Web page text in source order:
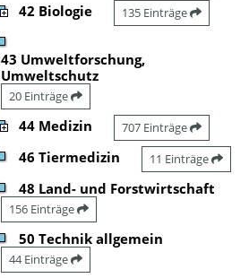
42 Biologie 135 Einträge
43 Umweltforschung,
Umweltschutz
20 Einträge
44 Medizin 707 Einträge
46 Tiermedizin 11 Einträge
48 Land- und Forstwirtschaft
156 Einträge
50 Technik allgemein
44 Einträge